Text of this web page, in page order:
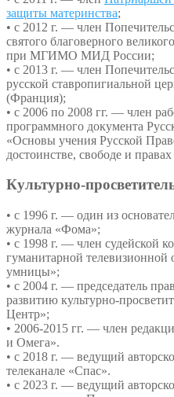
защиты материнства;
• с 2012 г. — член
святого благоверного
при МГИМО МИД России;
• с 2013 г. — член
русской ставропигиальной
(Франция);
• с 2006 по 2008 гг. — член
программного документа
«Основы учения Русской
достоинстве, свободе и
Культурно-
• с 1996 г. — один из
журнала «Фома»;
• с 1998 г. — член судейской
гуманитарной
умницы»;
• с 2004 г. — председатель
развитию культурно-
Центр»;
• 2006-2015 гг. — член
и Омега».
• c 2018 г. — ведущий
телеканале «Спас».
• c 2023 г. — ведущий